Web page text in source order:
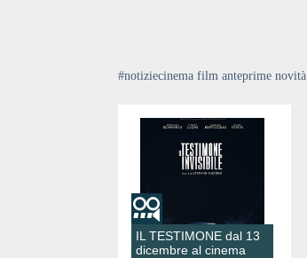
#notiziecinema film anteprime novità
IL TESTIMONE dal 13
dicembre al cinema